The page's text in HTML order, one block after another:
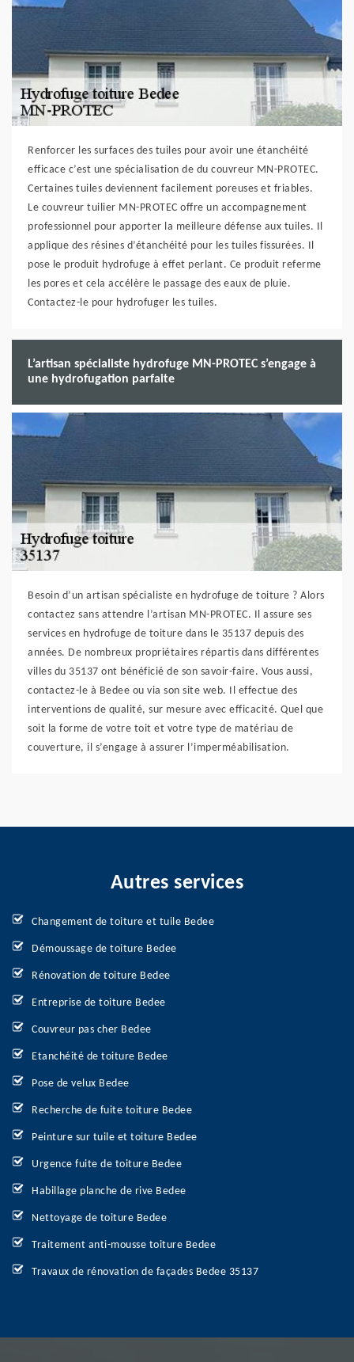
Renforcer les surfaces des tuiles pour avoir une étanchéité
efficace c’est une spécialisation de du couvreur MN-PROTEC.
Certaines tuiles deviennent facilement poreuses et friables.
Le couvreur tuilier MN-PROTEC offre un accompagnement
professionnel pour apporter la meilleure défense aux tuiles. Il
applique des résines d’étanchéité pour les tuiles fissurées. Il
pose le produit hydrofuge à effet perlant. Ce produit referme
les pores et cela accélère le passage des eaux de pluie.
Contactez-le pour hydrofuger les tuiles.
L’artisan spécialiste hydrofuge MN-PROTEC s’engage à
une hydrofugation parfaite
Besoin d’un artisan spécialiste en hydrofuge de toiture ? Alors
contactez sans attendre l’artisan MN-PROTEC. Il assure ses
services en hydrofuge de toiture dans le 35137 depuis des
années. De nombreux propriétaires répartis dans différentes
villes du 35137 ont bénéficié de son savoir-faire. Vous aussi,
contactez-le à Bedee ou via son site web. Il effectue des
interventions de qualité, sur mesure avec efficacité. Quel que
soit la forme de votre toit et votre type de matériau de
couverture, il s’engage à assurer l’imperméabilisation.
Autres services
Changement de toiture et tuile Bedee
Démoussage de toiture Bedee
Rénovation de toiture Bedee
Entreprise de toiture Bedee
Couvreur pas cher Bedee
Etanchéité de toiture Bedee
Pose de velux Bedee
Recherche de fuite toiture Bedee
Peinture sur tuile et toiture Bedee
Urgence fuite de toiture Bedee
Habillage planche de rive Bedee
Nettoyage de toiture Bedee
Traitement anti-mousse toiture Bedee
Travaux de rénovation de façades Bedee 35137